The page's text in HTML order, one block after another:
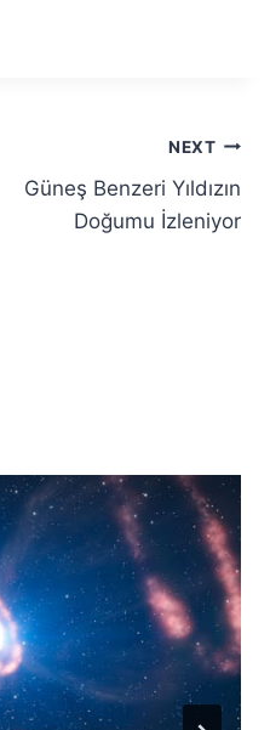
NEXT
Güneş Benzeri Yıldızın
Doğumu İzleniyor